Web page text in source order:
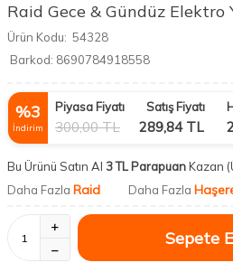
Raid Gece & Gündüz Elektro
Ürün Kodu: 54328
Barkod: 8690784918558
%3
İndirim
Piyasa Fiyatı
300,00TL
Satış Fiyatı
289,84TL
Bu Ürünü Satın Al 3 TL ParapuanKazan
Daha Fazla Raid Daha Fazla
Sepete